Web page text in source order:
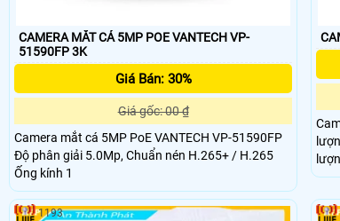
CAMERA MẮT CÁ 5MP POE VANTECH VP-
51590FP 3K
Giá Bán: 30%
Giá gốc: 00 ₫
Camera mắt cá 5MP PoE VANTECH VP-51590FP
Độ phân giải 5.0Mp, Chuẩn nén H.265+ / H.265
Ống kính 1
vực
1193